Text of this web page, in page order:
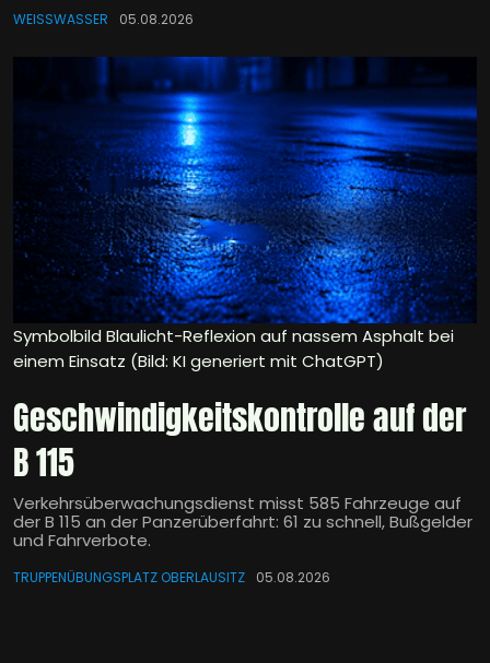
WEISSWASSER 05.08.2026
Symbolbild Blaulicht-Reflexion auf nassem Asphalt bei
einem Einsatz (Bild: KI generiert mit ChatGPT)
Geschwindigkeitskontrolle auf der
B 115
Verkehrsüberwachungsdienst misst 585 Fahrzeuge auf
der B 115 an der Panzerüberfahrt: 61 zu schnell, Bußgelder
und Fahrverbote.
TRUPPENÜBUNGSPLATZ OBERLAUSITZ 05.08.2026